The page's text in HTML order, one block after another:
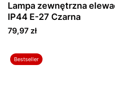
Lampa zewnętrzna
IP44 E-27 Czarna
Cena
79,97 zł
Bestseller